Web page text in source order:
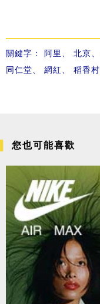
關鍵字： 阿里 、 北京、
同仁堂、 網紅、 稻香村
您也可能喜歡